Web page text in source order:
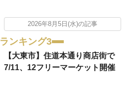
2026年8月5日(水)の記事
ランキング3
【大東市】住道本通り商店街で
7/11、12フリーマーケット開催